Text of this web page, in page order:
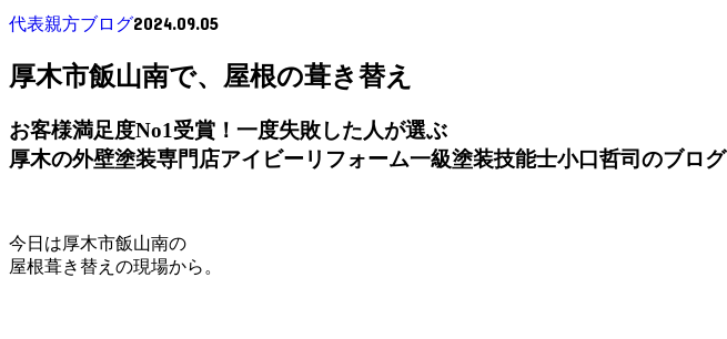
代表親方ブログ2024.09.05
厚木市飯山南で、屋根の葺き替え
お客様満足度No1受賞！一度失敗した人が選ぶ
厚木の外壁塗装専門店アイビーリフォーム一級塗装技能士小口哲司のブログ
今日は厚木市飯山南の
屋根葺き替えの現場から。